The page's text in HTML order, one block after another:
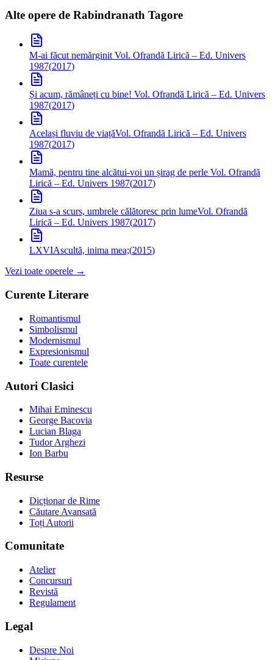
Alte opere de Rabindranath Tagore
M-ai făcut nemărginitVol. Ofrandă Lirică – Ed. Univers
1987(2017)
Și acum, rămâneți cu bine! Vol. Ofrandă Lirică – Ed. Univers
1987(2017)
Același fluviu de viațăVol. Ofrandă Lirică – Ed. Univers
1987(2017)
Mamă, pentru tine alcătui-voi un șirag de perle Vol. Ofrandă
Lirică – Ed. Univers 1987(2017)
Ziua s-a scurs, umbrele călătoresc prin lumeVol. Ofrandă
Lirică – Ed. Univers 1987(2017)
LXVIAscultă, inima mea;(2015)
Vezi toate operele →
Curente Literare
Romantismul
Simbolismul
Modernismul
Expresionismul
Toate curentele
Autori Clasici
Mihai Eminescu
George Bacovia
Lucian Blaga
Tudor Arghezi
Ion Barbu
Resurse
Dicționar de Rime
Căutare Avansată
Toți Autorii
Comunitate
Atelier
Concursuri
Revistă
Regulament
Legal
Despre Noi